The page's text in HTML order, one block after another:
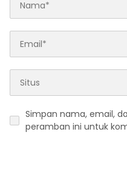
Simpan nama, email,
peramban ini untuk